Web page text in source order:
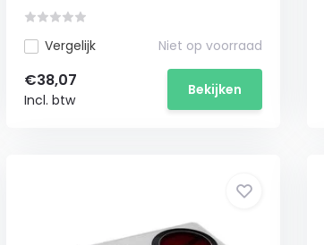
Vergelijk Niet op voorraad
€38,07
Incl. btw
Bekijken